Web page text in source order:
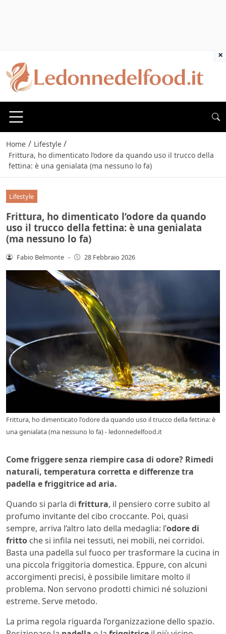
Home / Lifestyle /
Frittura, ho dimenticato l’odore da quando uso il trucco della
fettina: è una genialata (ma nessuno lo fa)
Lifestyle
Frittura, ho dimenticato l’odore da quando
uso il trucco della fettina: è una genialata
(ma nessuno lo fa)
Fabio Belmonte - 28 Febbraio 2026
Frittura, ho dimenticato l'odore da quando uso il trucco della fettina: è
una genialata (ma nessuno lo fa) - ledonnedelfood.it
Come friggere senza riempire casa di odore? Rimedi
naturali, temperatura corretta e differenze tra
padella e friggitrice ad aria.
Quando si parla di frittura, il pensiero corre subito al
profumo invitante del cibo croccante. Poi, quasi
sempre, arriva l’altro lato della medaglia: l’odore di
fritto che si infila nei tessuti, nei mobili, nei corridoi.
Basta una padella sul fuoco per trasformare la cucina in
una piccola friggitoria domestica. Eppure, con alcuni
accorgimenti precisi, è possibile limitare molto il
problema. Non servono prodotti chimici né soluzioni
estreme. Serve metodo.
La prima regola riguarda l’organizzazione dello spazio.
×